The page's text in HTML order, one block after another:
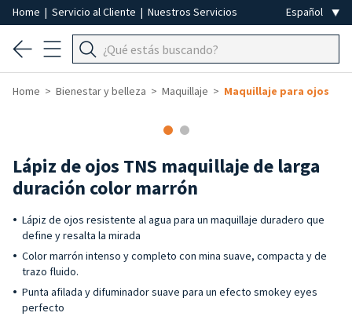
Home | Servicio al Cliente | Nuestros Servicios
Home Bienestar y belleza Maquillaje Maquillaje para ojos
Lápiz de ojos TNS maquillaje de larga
duración color marrón
Lápiz de ojos resistente al agua para un maquillaje duradero que
define y resalta la mirada
Color marrón intenso y completo con mina suave, compacta y de
trazo fluido.
Punta afilada y difuminador suave para un efecto smokey eyes
perfecto